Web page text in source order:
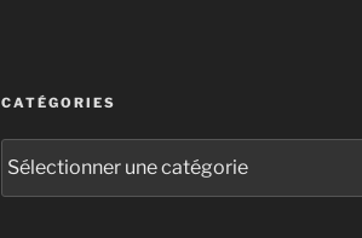
CATÉGORIES